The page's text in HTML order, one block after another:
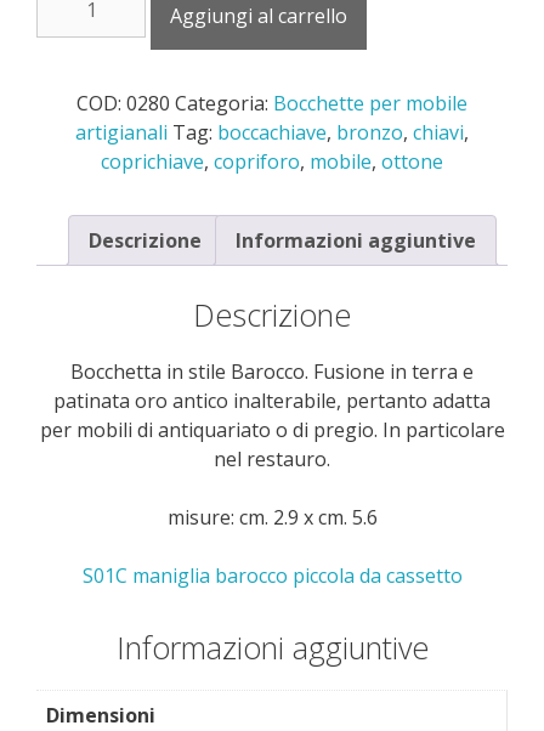
bocchetta
Barocco
Aggiungi al carrello
COD: 0280 Categoria: Bocchette per mobile
artigianali Tag: boccachiave, bronzo, chiavi,
coprichiave, copriforo, mobile, ottone
Descrizione Informazioni aggiuntive
Descrizione
Bocchetta in stile Barocco. Fusione in terra e
patinata oro antico inalterabile, pertanto adatta
per mobili di antiquariato o di pregio. In particolare
nel restauro.
misure: cm. 2.9 x cm. 5.6
S01C maniglia barocco piccola da cassetto
Informazioni aggiuntive
Dimensioni